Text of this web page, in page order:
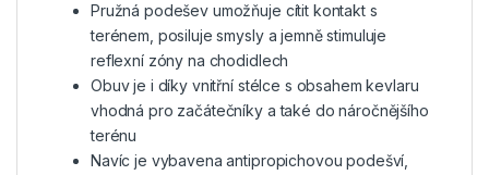
Pružná podešev umožňuje cítit kontakt s
terénem, posiluje smysly a jemně stimuluje
reflexní zóny na chodidlech
Obuv je i díky vnitřní stélce s obsahem kevlaru
vhodná pro začátečníky a také do náročnějšího
terénu
Navíc je vybavena antipropichovou podešví,